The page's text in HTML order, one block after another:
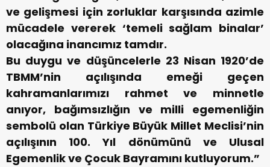
ve gelişmesi için zorluklar karşısında azimle
mücadele vererek ‘temeli sağlam binalar’
olacağına inancımız tamdır.‬
‪Bu duygu ve düşüncelerle 23 Nisan 1920’de
TBMM’nin açılışında emeği geçen
kahramanlarımızı rahmet ve minnetle
anıyor, bağımsızlığın ve milli egemenliğin
sembolü olan Türkiye Büyük Millet Meclisi’nin
açılışının 100. Yıl dönümünü ve Ulusal
Egemenlik ve Çocuk Bayramını kutluyorum.‬”